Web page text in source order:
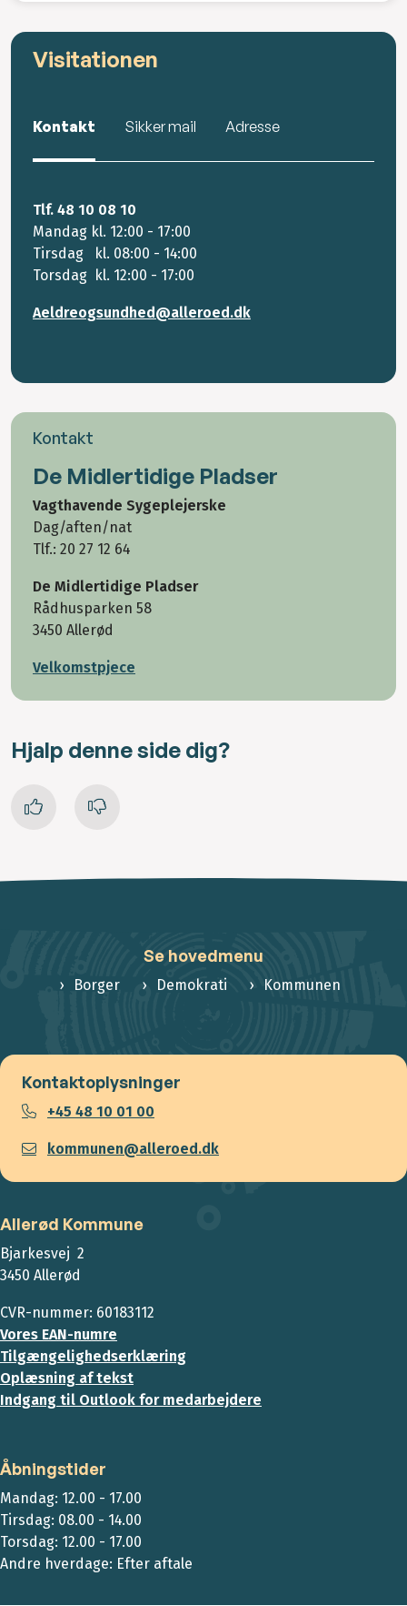
Visitationen
Kontakt Sikker mail Adresse
Tlf. 48 10 08 10
Mandag kl. 12:00 - 17:00
Tirsdag kl. 08:00 - 14:00
Torsdag kl. 12:00 - 17:00
Aeldreogsundhed@alleroed.dk
Kontakt
De Midlertidige Pladser
Vagthavende Sygeplejerske
Dag/aften/nat
Tlf.: 20 27 12 64
De Midlertidige Pladser
Rådhusparken 58
3450 Allerød
Velkomstpjece
Hjalp denne side dig?
Se hovedmenu
Borger Demokrati Kommunen
Kontaktoplysninger
+45 48 10 01 00
kommunen@alleroed.dk
Allerød Kommune
Bjarkesvej 2
3450 Allerød
CVR-nummer: 60183112
Vores EAN-numre
Tilgængelighedserklæring
Oplæsning af tekst
Indgang til Outlook for medarbejdere
Åbningstider
Mandag: 12.00 - 17.00
Tirsdag: 08.00 - 14.00
Torsdag: 12.00 - 17.00
Andre hverdage: Efter aftale